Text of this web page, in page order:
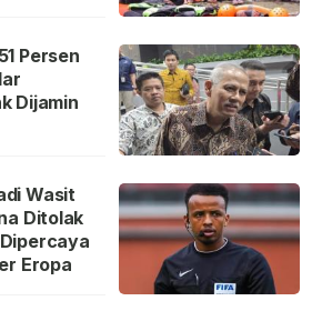
Persen
Dijamin
Wasit
Ditolak
Eropa